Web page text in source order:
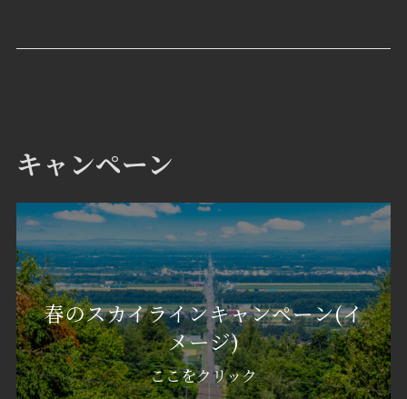
キャンペーン
春のスカイラインキャンペーン(イ
メージ)
ここをクリック